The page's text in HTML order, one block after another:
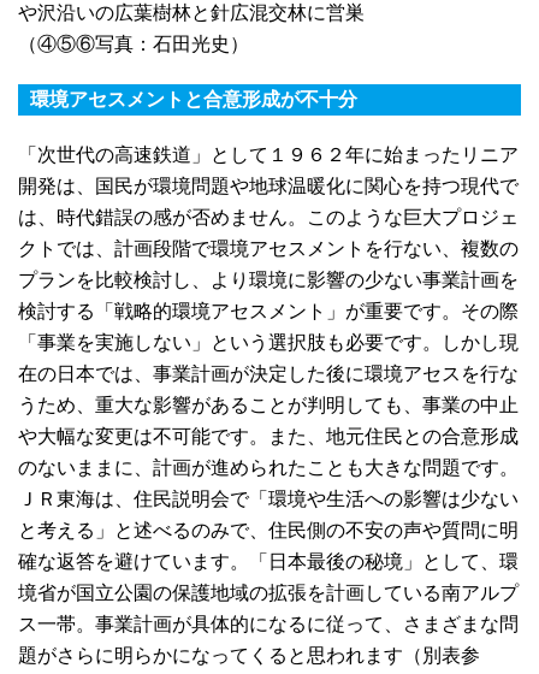
や沢沿いの広葉樹林と針広混交林に営巣
（④⑤⑥写真：石田光史）
環境アセスメントと合意形成が不十分
「次世代の高速鉄道」として１９６２年に始まったリニア
開発は、国民が環境問題や地球温暖化に関心を持つ現代で
は、時代錯誤の感が否めません。このような巨大プロジェ
クトでは、計画段階で環境アセスメントを行ない、複数の
プランを比較検討し、より環境に影響の少ない事業計画を
検討する「戦略的環境アセスメント」が重要です。その際
「事業を実施しない」という選択肢も必要です。しかし現
在の日本では、事業計画が決定した後に環境アセスを行な
うため、重大な影響があることが判明しても、事業の中止
や大幅な変更は不可能です。また、地元住民との合意形成
のないままに、計画が進められたことも大きな問題です。
ＪＲ東海は、住民説明会で「環境や生活への影響は少ない
と考える」と述べるのみで、住民側の不安の声や質問に明
確な返答を避けています。「日本最後の秘境」として、環
境省が国立公園の保護地域の拡張を計画している南アルプ
ス一帯。事業計画が具体的になるに従って、さまざまな問
題がさらに明らかになってくると思われます（別表参